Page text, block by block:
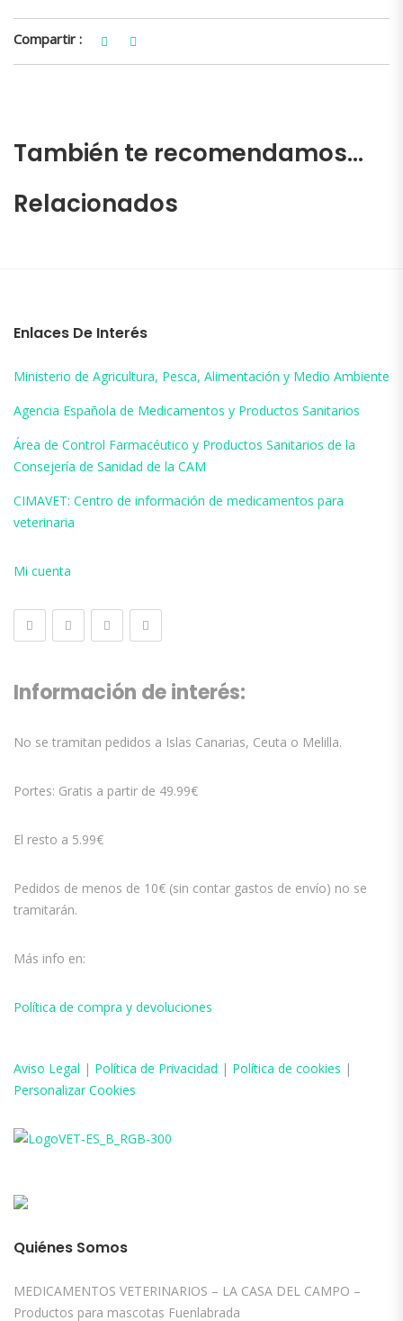
Compartir :
También te recomendamos…
Relacionados
Enlaces De Interés
Ministerio de Agricultura, Pesca, Alimentación y Medio Ambiente
Agencia Española de Medicamentos y Productos Sanitarios
Área de Control Farmacéutico y Productos Sanitarios de la
Consejería de Sanidad de la CAM
CIMAVET: Centro de información de medicamentos para
veterinaria
Mi cuenta
Información de interés:
No se tramitan pedidos a Islas Canarias, Ceuta o Melilla.
Portes: Gratis a partir de 49.99€
El resto a 5.99€
Pedidos de menos de 10€ (sin contar gastos de envío) no se
tramitarán.
Más info en:
Política de compra y devoluciones
Aviso Legal | Política de Privacidad | Política de cookies |
Personalizar Cookies
Quiénes Somos
MEDICAMENTOS VETERINARIOS – LA CASA DEL CAMPO –
Productos para mascotas Fuenlabrada